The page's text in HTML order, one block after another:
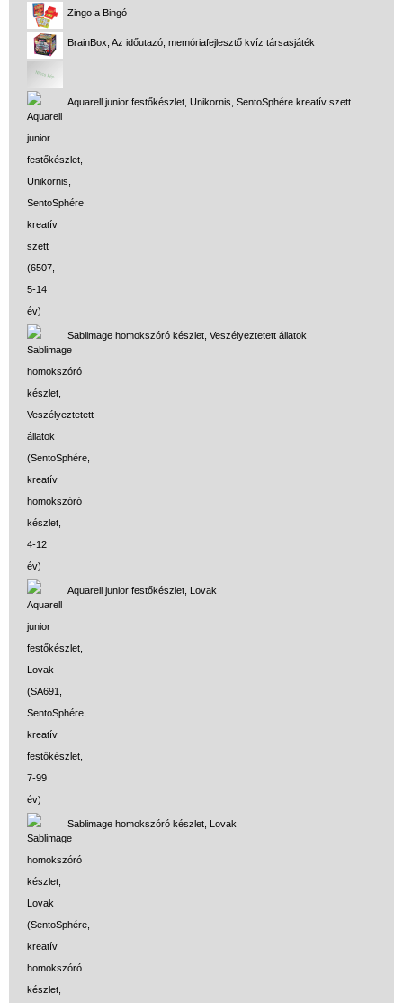
Zingo a Bingó
BrainBox, Az időutazó, memóriafejlesztő kvíz társasjáték
Aquarell junior festőkészlet, Unikornis, SentoSphére kreatív szett
Sablimage homokszóró készlet, Veszélyeztetett állatok
Aquarell junior festőkészlet, Lovak
Sablimage homokszóró készlet, Lovak